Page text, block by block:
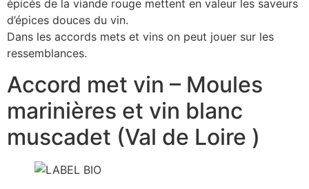
épicés de la viande rouge mettent en valeur les saveurs
d’épices douces du vin.
Dans les accords mets et vins on peut jouer sur les
ressemblances.
Accord met vin – Moules
marinières et vin blanc
muscadet (Val de Loire )